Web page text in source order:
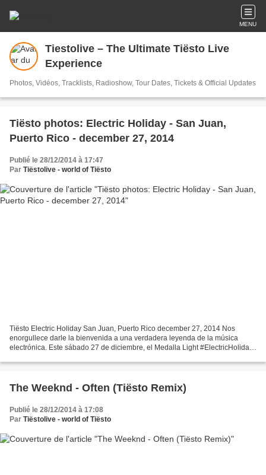
MENU
Tiestolive – The Ultimate Tiësto Live
Experience
Photos, Vidéos, Tracklists, Radioshow, Tour Dates, Tickets & Official Updates
Tiësto photos: Electric Holiday - San Juan,
Puerto Rico - december 27, 2014
Publié le 28/12/2014 à 17:47
Par Tiëstolive - world of Tiësto
Tiësto Electric Holiday San Juan, Puerto Rico december 27, 2014 Nos
enorgullece darle la bienvenida a una verdadera leyenda de la música
electrónica. Este sábado 27 de diciembre, el Medalla Light #ElectricHoliday
The Weeknd - Often (Tiësto Remix)
Publié le 28/12/2014 à 17:08
Par Tiëstolive - world of Tiësto